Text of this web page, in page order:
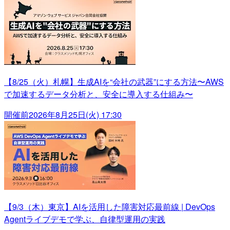
【8/25（火）札幌】生成AIを“会社の武器”にする方法〜AWS
で加速するデータ分析と、安全に導入する仕組み〜
開催前2026年8月25日(火) 17:30
【9/3（木）東京】AIを活用した障害対応最前線 | DevOps
Agentライブデモで学ぶ、自律型運用の実践